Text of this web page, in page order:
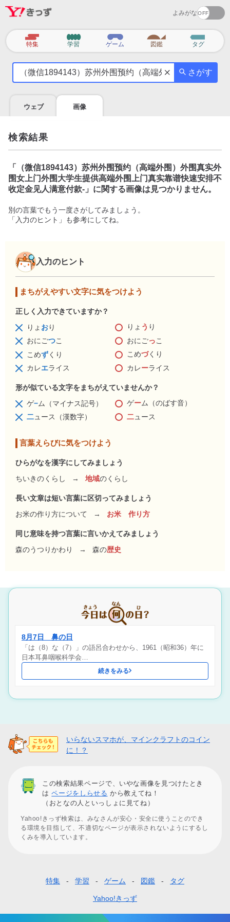
よみがな
カ
テ
特集 学習 ゲーム 図鑑 タグ
気
を
調
べ
よ
う
さがす
ウェブ 画像
検索結果
「
（微信1894143）苏州外围预约（高端外围）外围真实外
围女上门外围大学生提供高端外围上门真实靠谱快速安排不
收定金见人满意付款- 」に関する画像は見つかりません。
別の言葉でもう一度さがしてみましょう。
「入力のヒント」も参考にしてね。
入力のヒント
まちがえやすい文字に気をつけよう
正しく入力できていますか？
りょ おり りょ う り
おにごつこ おにごっこ
こめずくり こめづくり
カレエライス カレーライス
形が似ている文字をまちがえていませんか？
ゲ−ム（マイナス記号） ゲーム（のばす音）
二ュース（漢数字） 二ュース
言葉えらびに気をつけよう
ひらがなを漢字にしてみましょう
ちいきのくらし
→ 地域のくらし
長い文章は短い言葉に区切ってみましょう
お米の作り方について
→ お米 作り方
同じ意味を持つ言葉に言いかえてみましょう
森のうつりかわり
→ 森の歴史
8月7日 鼻の日
「は（8）な（7）」の語呂合わせから、1961（昭和36）年に
日本耳鼻咽喉科学会…
続きをみる
いらないスマホが、マインクラフトのコイン
に！？
この検索結果ページで、いやな画像を見つけたとき
はページをしらせる から教えてね！
（おとなの人といっしょに見てね）
Yahoo!きっず検索は、みなさんが安心・安全に使うことのでき
る環境を目指して、不適切なページが表示されないようにするし
くみを導入しています。
タ
特集 学習 ゲーム 図鑑 タグ
Yahoo!きっず